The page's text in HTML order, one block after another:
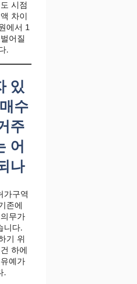
시점
차이
에서 1
어질
.
있
수
주
어
나
가구역
존에
무가
니다.
기 위
하에
예가
.